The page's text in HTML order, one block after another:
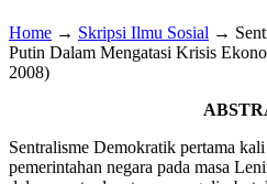
Home → Skripsi Ilmu Sosial →
Putin Dalam Mengatasi Krisis
2008)
Sentralisme Demokratik pertama
pemerintahan negara pada masa